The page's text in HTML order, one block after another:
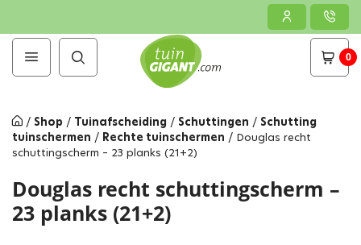
0
/ Shop / Tuinafscheiding / Schuttingen / Schutting
tuinschermen / Rechte tuinschermen / Douglas recht
schuttingscherm – 23 planks (21+2)
Douglas recht schuttingscherm –
23 planks (21+2)